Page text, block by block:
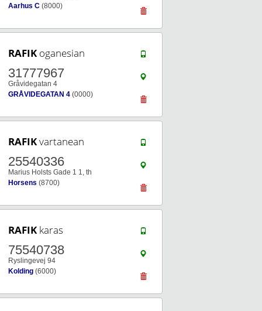
Aarhus C (8000)
RAFIK oganesian
31777967
Gråvidegatan 4
GRÅVIDEGATAN 4 (0000)
RAFIKvartanean
25540336
Marius Holsts Gade 1 1, th
Horsens (8700)
RAFIK karas
75540738
Ryslingevej 94
Kolding (6000)